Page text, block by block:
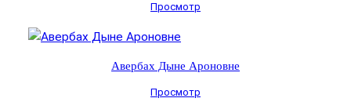
Просмотр
Авербах Дыне Ароновне
Просмотр